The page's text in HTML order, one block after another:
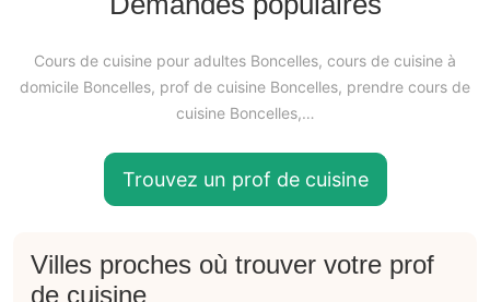
Cours de cuisine pour adultes Boncelles, cours de cuisine à
domicile Boncelles, prof de cuisine Boncelles, prendre cours de
cuisine Boncelles,…
Trouvez un prof de cuisine
Villes proches où trouver votre prof
de cuisine